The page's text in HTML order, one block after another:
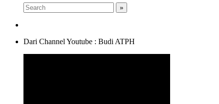
Dari Channel Youtube : Budi ATPH